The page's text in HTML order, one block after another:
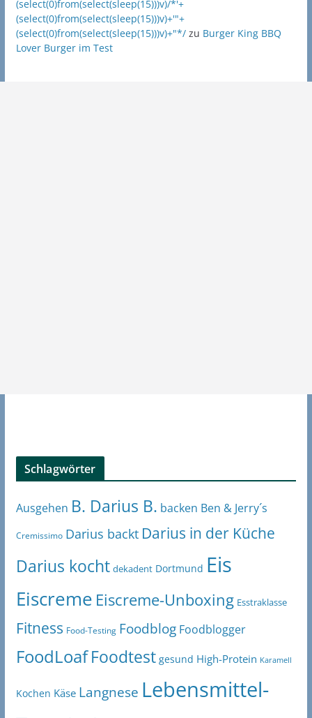
(select(0)from(select(sleep(15)))v)/*'+
(select(0)from(select(sleep(15)))v)+'"+
(select(0)from(select(sleep(15)))v)+"*/zu Burger King BBQ
Lover Burger im Test
Schlagwörter
Ausgehen B. Darius B. backen Ben & Jerry´s
Cremissimo Darius backt Darius in der Küche
Darius kocht dekadent Dortmund Eis
Eiscreme Eiscreme-Unboxing Esstraklasse
Fitness Food-Testing Foodblog Foodblogger
FoodLoaf Foodtest gesund High-Protein Karamell
Kochen Käse Langnese Lebensmittel-